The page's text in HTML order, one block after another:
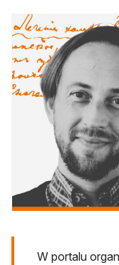
W portalu